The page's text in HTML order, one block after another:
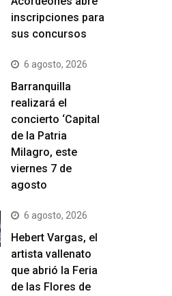
inscripciones para
sus concursos
6 agosto, 2026
Barranquilla
realizará el
concierto ‘Capital
de la Patria
Milagro, este
viernes 7 de
agosto
6 agosto, 2026
Hebert Vargas, el
artista vallenato
que abrió la Feria
de las Flores de